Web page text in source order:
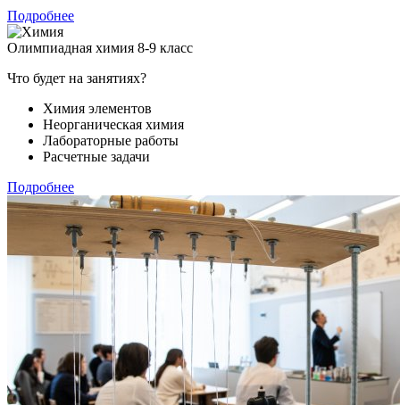
Подробнее
Олимпиадная химия 8-9 класс
Что будет на занятиях?
Химия элементов
Неорганическая химия
Лабораторные работы
Расчетные задачи
Подробнее